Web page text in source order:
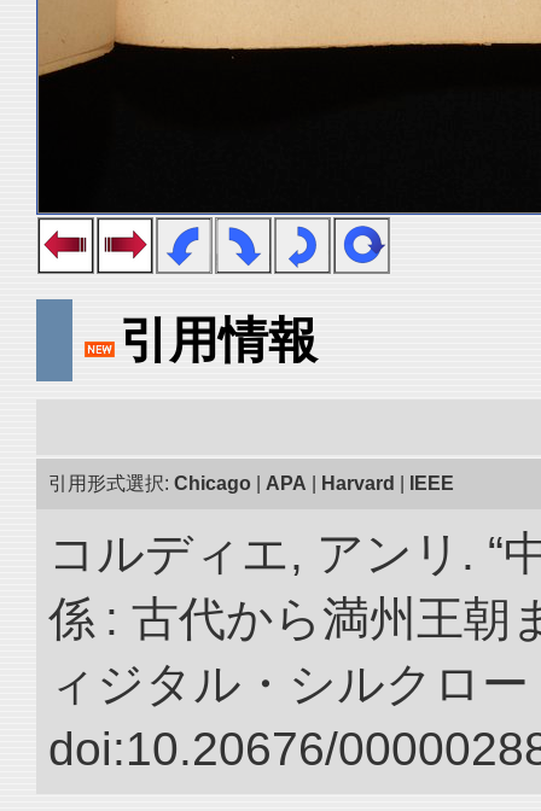
引用情報
引用形式選択: Chicago APA Harvard IEEE
コルディエ, アンリ. “
係 : 古代から満州王朝
ィジタル・シルクロ
doi:10.20676/